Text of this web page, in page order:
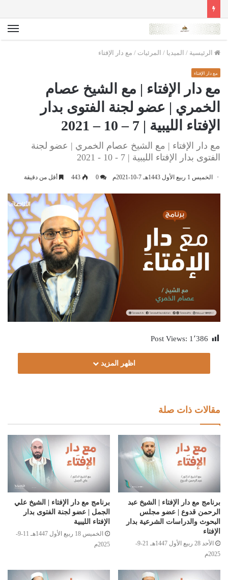
الرئيسية / الميديا / المرئيات / مع دار الإفتاء
مع دار الإفتاء
مع دار الإفتاء | مع الشيخ عصام
الخمري | عضو لجنة الفتوى بدار
الإفتاء الليبية | 7 – 10 – 2021
مع دار الإفتاء | مع الشيخ عصام الخمري | عضو لجنة
الفتوى بدار الإفتاء الليبية | 7 - 10 - 2021
الخميس 1 ربيع الأول 1443هـ 7-10-2021م 0
443 أقل من دقيقة
Post Views: 1٬386
اظهر المزيد
مقالات ذات صلة
برنامج مع دار الإفتاء | الشيخ عبد
الرحمن قدوع | عضو مجلس
البحوث والدراسات الشرعية بدار
الإفتاء
الأحد 28 ربيع الأول 1447هـ 21-9-
2025م
برنامج مع دار الإفتاء | الشيخ علي
الجمل | عضو لجنة الفتوى بدار
الإفتاء الليبية
الخميس 18 ربيع الأول 1447هـ 11-9-
2025م